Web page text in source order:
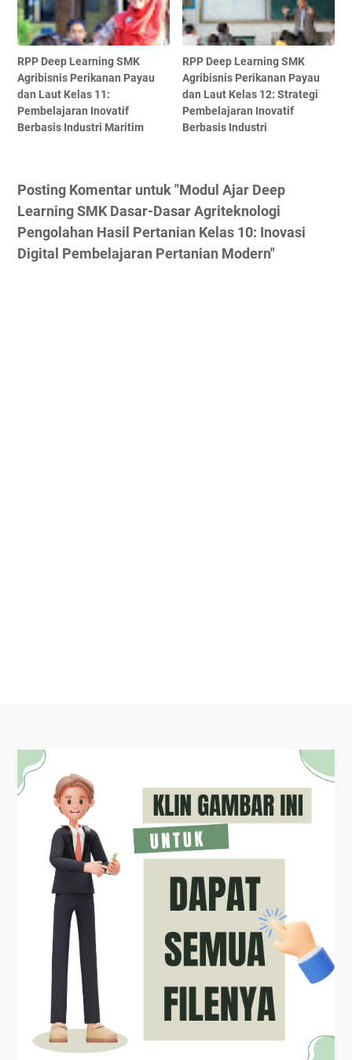
RPP Deep Learning SMK
Agribisnis Perikanan Payau
dan Laut Kelas 11:
Pembelajaran Inovatif
Berbasis Industri Maritim
RPP Deep Learning SMK
Agribisnis Perikanan Payau
dan Laut Kelas 12: Strategi
Pembelajaran Inovatif
Berbasis Industri
Posting Komentar untuk "Modul Ajar Deep
Learning SMK Dasar-Dasar Agriteknologi
Pengolahan Hasil Pertanian Kelas 10: Inovasi
Digital Pembelajaran Pertanian Modern"